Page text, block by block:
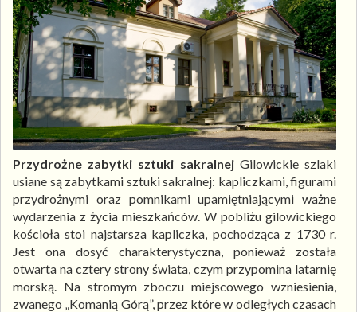
Przydrożne zabytki sztuki sakralnejGilowickie szlaki
usiane są zabytkami sztuki sakralnej: kapliczkami, figurami
przydrożnymi oraz pomnikami upamiętniającymi ważne
wydarzenia z życia mieszkańców. W pobliżu gilowickiego
kościoła stoi najstarsza kapliczka, pochodząca z 1730 r.
Jest ona dosyć charakterystyczna, ponieważ została
otwarta na cztery strony świata, czym przypomina latarnię
morską. Na stromym zboczu miejscowego wzniesienia,
zwanego „Komanią Górą”, przez które w odległych czasach